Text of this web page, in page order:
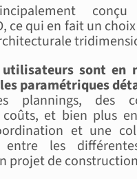
ce qui en fait un
sont en
paramétriques
plannings, des
et bien plus
et une
entre les
projet de